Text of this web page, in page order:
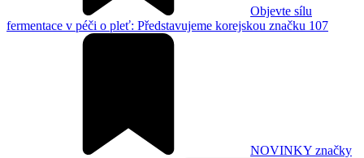
Objevte sílu
fermentace v péči o pleť: Představujeme korejskou značku 107
NOVINKY značky